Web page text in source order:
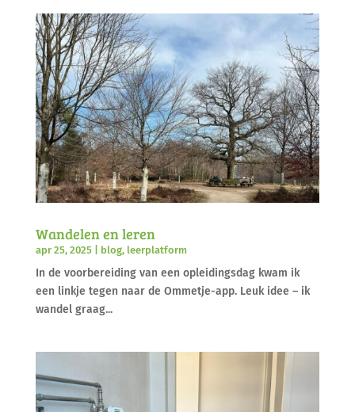
Wandelen en leren
apr 25, 2025| blog, leerplatform
In de voorbereiding van een opleidingsdag kwam ik
een linkje tegen naar de Ommetje-app. Leuk idee – ik
wandel graag...